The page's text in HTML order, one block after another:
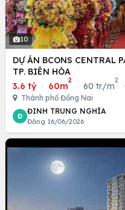
10
DỰ ÁN BCONS CENTRAL
TP. BIÊN HÒA
3.6 tỷ · 60m
2
· 60 tr/m
2
·
Thành phố Đồng Nai
Đ
ĐINH TRUNG NGHĨA
Đăng 16/06/2026